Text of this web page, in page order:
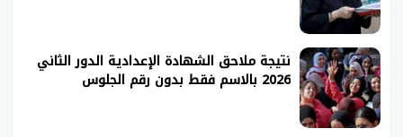
نتيجة ملاحق الشهادة الإعدادية الدور الثاني
2026 بالاسم فقط بدون رقم الجلوس